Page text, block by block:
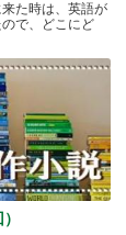
た時は、英語が
で、どこにど